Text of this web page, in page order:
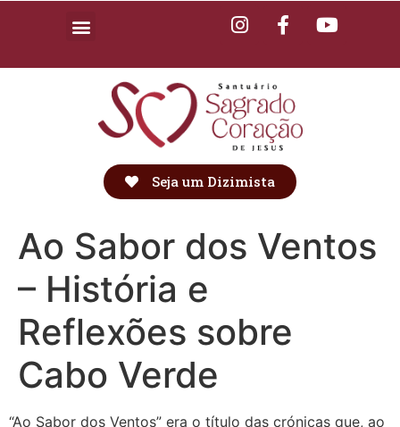
Seja um Dizimista
Ao Sabor dos Ventos
– História e
Reflexões sobre
Cabo Verde
“Ao Sabor dos Ventos” era o título das crónicas que, ao